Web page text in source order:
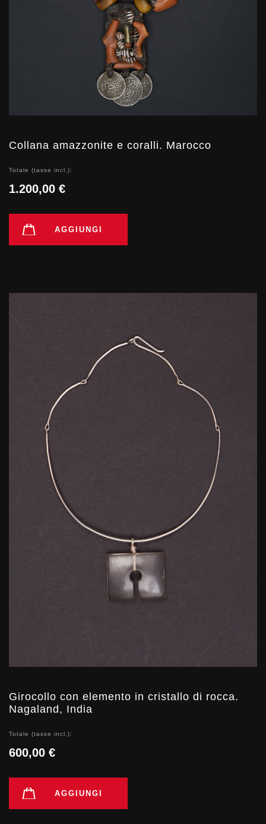
Collana amazzonite e coralli. Marocco
Totale (tasse incl.):
1.200,00 €
AGGIUNGI
Girocollo con elemento in cristallo di rocca.
Nagaland, India
Totale (tasse incl.):
600,00 €
AGGIUNGI